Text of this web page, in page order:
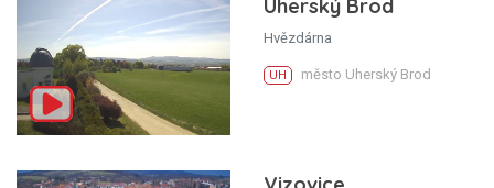
Uherský Brod
Hvězdárna
UH město Uherský Brod